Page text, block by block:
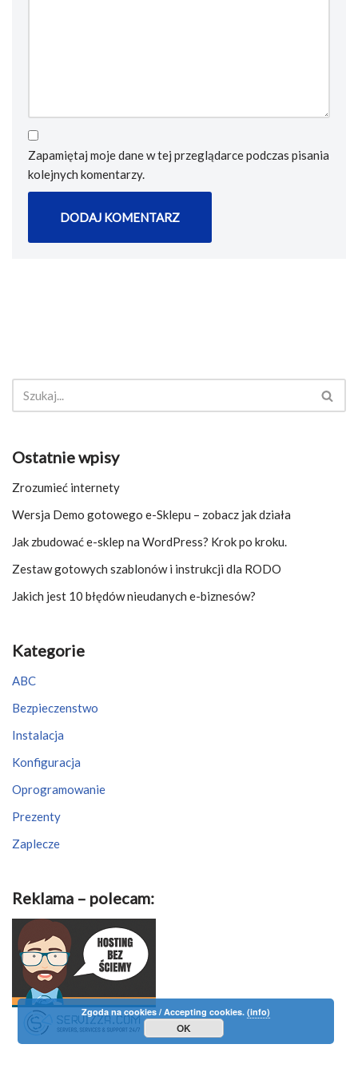
Zapamiętaj moje dane w tej przeglądarce podczas pisania
kolejnych komentarzy.
Ostatnie wpisy
Zrozumieć internety
Wersja Demo gotowego e-Sklepu – zobacz jak działa
Jak zbudować e-sklep na WordPress? Krok po kroku.
Zestaw gotowych szablonów i instrukcji dla RODO
Jakich jest 10 błędów nieudanych e-biznesów?
Kategorie
ABC
Bezpieczenstwo
Instalacja
Konfiguracja
Oprogramowanie
Prezenty
Zaplecze
Reklama – polecam:
Zgoda na cookies / Accepting cookies.(info)
OK